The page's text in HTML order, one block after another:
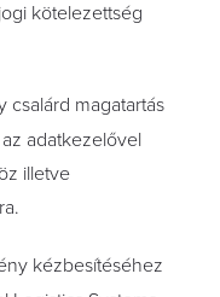
kötelezettség
csalárd magatartás
adatkezelővel
illetve
kézbesítéséhez